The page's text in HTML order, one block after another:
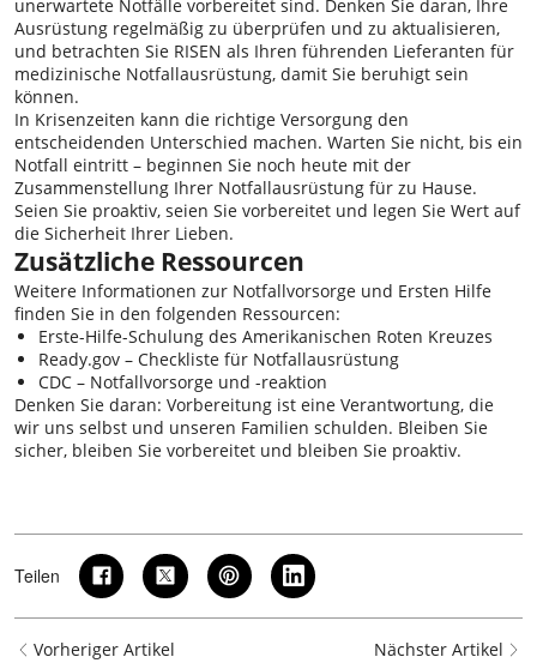
unerwartete Notfälle vorbereitet sind. Denken Sie daran, Ihre
Ausrüstung regelmäßig zu überprüfen und zu aktualisieren,
und betrachten Sie RISEN als Ihren führenden Lieferanten für
medizinische Notfallausrüstung, damit Sie beruhigt sein
können.
In Krisenzeiten kann die richtige Versorgung den
entscheidenden Unterschied machen. Warten Sie nicht, bis ein
Notfall eintritt – beginnen Sie noch heute mit der
Zusammenstellung Ihrer Notfallausrüstung für zu Hause.
Seien Sie proaktiv, seien Sie vorbereitet und legen Sie Wert auf
die Sicherheit Ihrer Lieben.
Zusätzliche Ressourcen
Weitere Informationen zur Notfallvorsorge und Ersten Hilfe
finden Sie in den folgenden Ressourcen:
Erste-Hilfe-Schulung des Amerikanischen Roten Kreuzes
Ready.gov – Checkliste für Notfallausrüstung
CDC – Notfallvorsorge und -reaktion
Denken Sie daran: Vorbereitung ist eine Verantwortung, die
wir uns selbst und unseren Familien schulden. Bleiben Sie
sicher, bleiben Sie vorbereitet und bleiben Sie proaktiv.
Teilen
Vorheriger Artikel Nächster Artikel